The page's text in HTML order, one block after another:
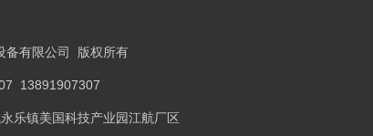
备有限公司 版权所有
13891907307
乐镇美国科技产业园江航厂区